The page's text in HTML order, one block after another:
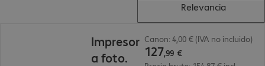
Relevancia
Impresor
a foto.
Canon: 4,00 € (IVA no incluido)
127,99 €